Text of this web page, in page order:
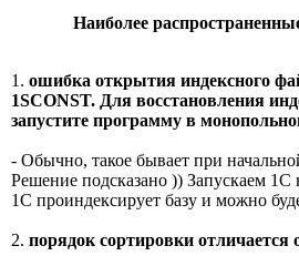
Наиболее
1. ошибка открытия индексного
1SCONST. Для восстановления
запустите программу в
- Обычно, такое бывает при
Решение подсказано )) Запускаем
1С проиндексирует базу и можно
2. порядок сортировки отличается